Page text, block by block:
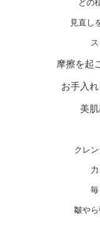
どの
見直し
摩擦を起
お手入
美
クレ
毎
皺やら